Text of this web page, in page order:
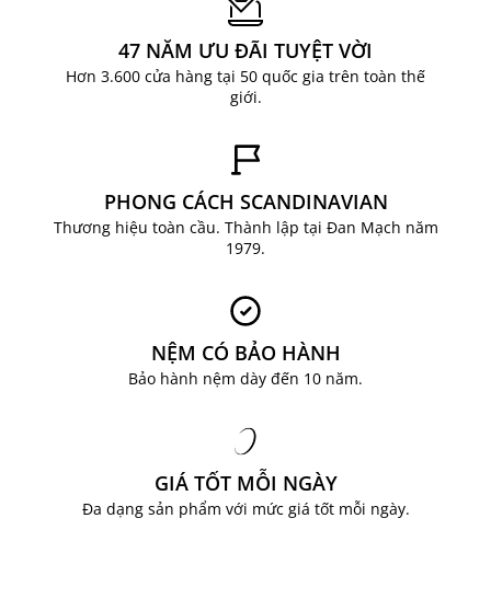
tâm khi mua sắm. Mua ngay Thảm trải cửa
HAGTRON chất lượng với giá cả hợp lý cho gia
đình tại JYSK.
LIÊN HỆ NGAY ĐỂ ĐƯỢC TƯ VẤN
JYSK Việt Nam
47 NĂM ƯU ĐÃI TUYỆT VỜI
Hơn 3.600 cửa hàng tại 50 quốc gia trên toàn thế
giới.
PHONG CÁCH SCANDINAVIAN
Thương hiệu toàn cầu. Thành lập tại Đan Mạch năm
1979.
NỆM CÓ BẢO HÀNH
Bảo hành nệm dày đến 10 năm.
GIÁ TỐT MỖI NGÀY
Đa dạng sản phẩm với mức giá tốt mỗi ngày.